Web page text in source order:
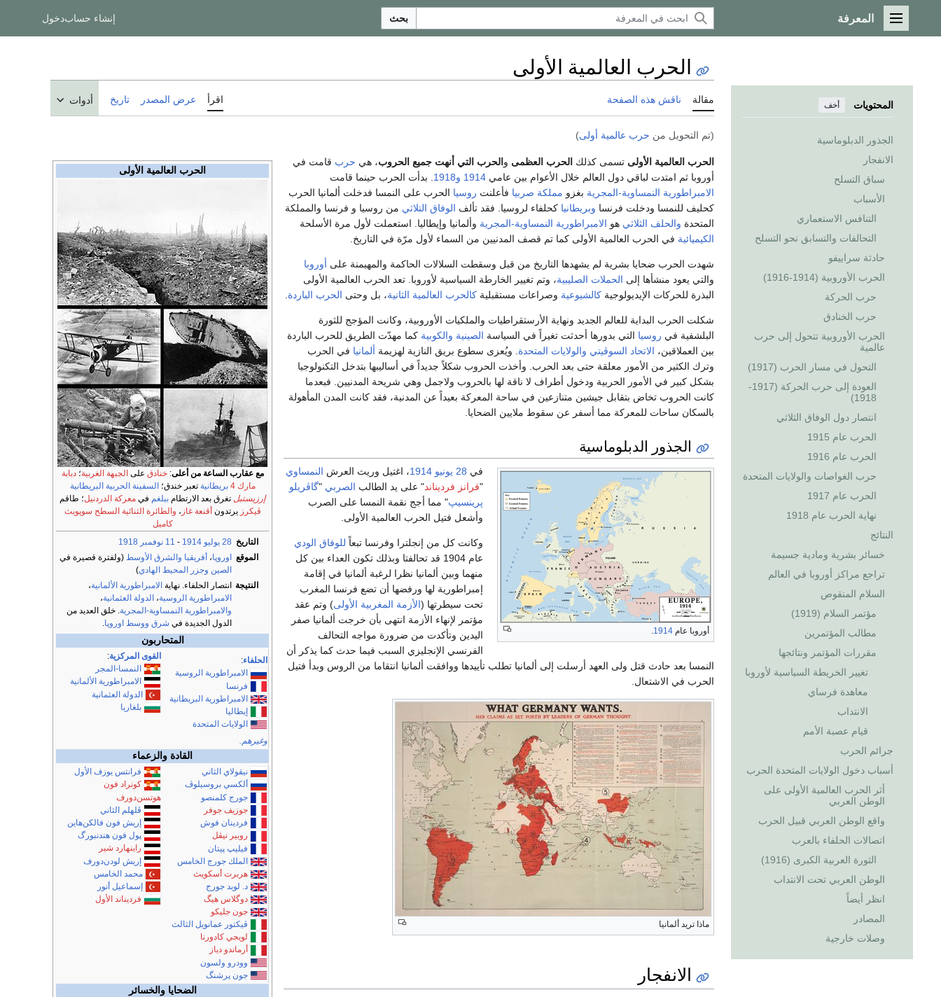
القائمة الرئيسية
المعرفة بحث إنشاء حسابدخول
المحتويات أخف
الجذور الدبلوماسية
الانفجار
سباق التسلح
الأسباب
التنافس الاستعماري
التحالفات والتسابق نحو التسلح
حادثة سراييفو
الحرب الأوروبية (1914-1916)
حرب الحركة
حرب الخنادق
الحرب الأوروبية تتحول إلى حرب
عالمية
التحول في مسار الحرب (1917)
العودة إلى حرب الحركة (1917-
1918)
انتصار دول الوفاق الثلاثي
الحرب عام 1915
الحرب عام 1916
حرب الغواصات والولايات المتحدة
الحرب عام 1917
نهاية الحرب عام 1918
النتائج
خسائر بشرية ومادية جسيمة
تراجع مراكز أوروبا في العالم
السلام المنقوص
مؤتمر السلام (1919)
مطالب المؤتمرين
مقررات المؤتمر ونتائجها
تغيير الخريطة السياسية لأوروبا
معاهدة فرساي
الانتداب
قيام عصبة الأمم
جرائم الحرب
أسباب دخول الولايات المتحدة الحرب
أثر الحرب العالمية الأولى على
الوطن العربي
واقع الوطن العربي قبيل الحرب
اتصالات الحلفاء بالعرب
الثورة العربية الكبرى (1916)
الوطن العربي تحت الانتداب
انظر أيضاً
المصادر
وصلات خارجية
الحرب العالمية الأولى
مقالة ناقش هذه الصفحة اقرأ عرض المصدر تاريخ أدوات
(تم التحويل من حرب عالمية أولى)
الحرب العالمية الأولى
مع عقارب الساعة من أعلى:خنادق على الجبهة الغربية؛دبابة
مارك 4
بريطانية تعبر خندق؛ السفينة الحربية البريطانية
إرزيستبل تغرق بعد الارتطام ببلغم في معركة الدردنيل؛ طاقم
ڤيكرز يرتدون أقنعة غاز ، والطائرة الثنائية السطح سوپويث
كاميل
التاريخ 28 يوليو 1914
- 11 نوفمبر
1918
الموقع
اوروپا، أفريقيا والشرق الأوسط (ولفترة قصيرة في
الصين وجزر المحيط الهادي)
النتيجة
انتصار الحلفاء. نهاية الامبراطورية الألمانية،
الامبراطورية الروسية، الدولة العثمانية،
والامبراطورية النمساوية-المجرية. خلق العديد من
الدول الجديدة في شرق ووسط اوروپا.
المتحاربون
الحلفاء:
الامبراطورية الروسية
فرنسا
الامبراطورية البريطانية
إيطاليا
الولايات المتحدة
وغيرهم.
القوى المركزية:
النمسا-المجر
الامبراطورية الألمانية
الدولة العثمانية
بلغاريا
القادة والزعماء
نيقولاي الثاني
ألكسي بروسيلوڤ
جورج كلمنصو
جوزيف جوفر
فردينان فوش
روبير نيڤل
فيليپ پيتان
الملك جورج الخامس
هربرت أسكويث
د. لويد جورج
دوگلاس هيگ
جون جليكو
ڤيكتور عمانويل الثالث
لويجي كادورنا
أرماندو دياز
وودرو ولسون
جون پرشنگ
فرانتس يوزف الأول
كونراد فون
هوتسن‌دورف
ڤلهلم الثاني
إريش فون فالكن‌هاين
پول فون هندنبورگ
راينهارد شير
إريش لودن‌دورف
محمد الخامس
إسماعيل أنور
فرديناند الأول
الضحايا والخسائر
الحرب العالمية الأولى تسمى كذلك الحرب العظمى و الحرب التي أنهت جميع الحروب، هي حرب قامت في
أوروبا ثم امتدت لباقي دول العالم خلال الأعوام بين عامي 1914 و1918
. بدأت الحرب حينما قامت
الامبراطورية النمساوية-المجرية بغزو مملكة صربيا فأعلنت روسيا الحرب على النمسا فدخلت ألمانيا الحرب
كحليف للنمسا ودخلت فرنسا وبريطانيا كحلفاء لروسيا. فقد تألف الوفاق التلاثي من روسيا و فرنسا والمملكة
المتحدة والحلف الثلاثي هو الامبراطورية النمساوية-المجرية وألمانيا وإيطاليا. استعملت لأول مرة الأسلحة
الكيميائية في الحرب العالمية الأولى كما تم قصف المدنيين من السماء لأول مرّة في التاريخ.
شهدت الحرب ضحايا بشرية لم يشهدها التاريخ من قبل وسقطت السلالات الحاكمة والمهيمنة على أوروبا
والتي يعود منشأها إلى الحملات الصليبية، وتم تغيير الخارطة السياسية لأوروبا. تعد الحرب العالمية الأولى
البذرة للحركات الإيديولوجية كالشيوعية وصراعات مستقبلية كالحرب العالمية الثانية، بل وحتى الحرب الباردة
شكلت الحرب البداية للعالم الجديد ونهاية الأرستقراطيات والملكيات الأوروبية، وكانت المؤجج للثورة
البلشفية في روسيا التي بدورها أحدثت تغيراً في السياسة الصينية والكوبية كما مهدّت الطريق للحرب الباردة
بين العملاقين، الاتحاد السوڤيتي والولايات المتحدة . ويُعزى سطوع بريق النازية لهزيمة ألمانيا في الحرب
وترك الكثير من الأمور معلقة حتى بعد الحرب. وأخذت الحروب شكلاً جديداً في أساليبها بتدخل التكنولوجيا
بشكل كبير في الأمور الحربية ودخول أطراف لا ناقة لها بالحروب ولاجمل وهي شريحة المدنيين. فبعدما
كانت الحروب تخاض بتقابل جيشين متنازعين في ساحة المعركة بعيداً عن المدنية، فقد كانت المدن المأهولة
بالسكان ساحات للمعركة مما أسفر عن سقوط ملايين الضحايا.
الجذور الدبلوماسية
أوروبا عام 1914
في 28 يونيو 1914، اغتيل وريث العرش النمساوي
"فرانز فرديناند" على يد الطالب الصربي "گاڤريلو
پرينسيپ" مما أجج نقمة النمسا على الصرب
وأشعل فتيل الحرب العالمية الأولى.
وكانت كل من إنجلترا وفرنسا تبعاً للوفاق الودي
عام 1904 قد تحالفتا وبذلك تكون العداء بين كل
منهما وبين ألمانيا نظرا لرغبة ألمانيا في إقامة
إمبراطورية لها ورفضها أن تضع فرنسا المغرب
تحت سيطرتها (الأزمة المغربية الأولى) وتم عقد
مؤتمر لإنهاء الأزمة انتهى بأن خرجت ألمانيا صفر
اليدين وتأكدت من ضرورة مواجه التحالف
الفرنسي الإنجليزي السبب فيما حدث كما يذكر أن
النمسا بعد حادث قتل ولى العهد أرسلت إلى ألمانيا تطلب تأييدها ووافقت ألمانيا انتقاما من الروس وبدأ فتيل
الحرب في الاشتعال.
ماذا تريد ألمانيا
الانفجار